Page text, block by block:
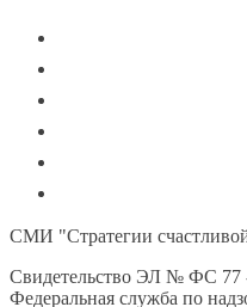
СМИ "Стратегии
Свидетельство ЭЛ № ФС 77
Федеральная служба по